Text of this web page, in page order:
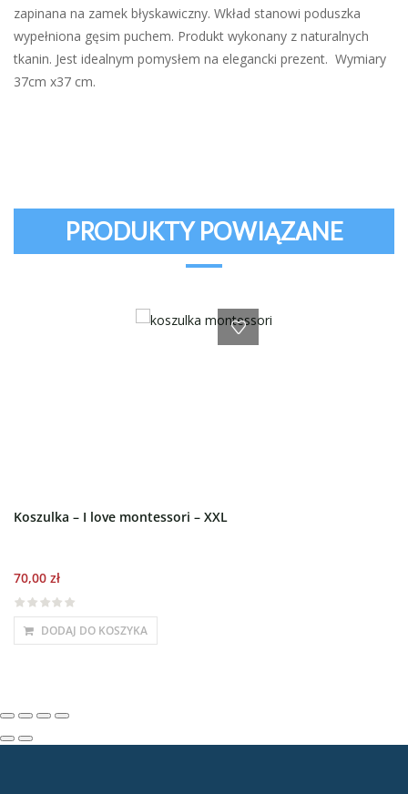
zapinana na zamek błyskawiczny. Wkład stanowi poduszka
wypełniona gęsim puchem. Produkt wykonany z naturalnych
tkanin. Jest idealnym pomysłem na elegancki prezent. Wymiary
37cm x37 cm.
PRODUKTY POWIĄZANE
Koszulka – I love montessori – XXL
70,00 zł
DODAJ DO KOSZYKA